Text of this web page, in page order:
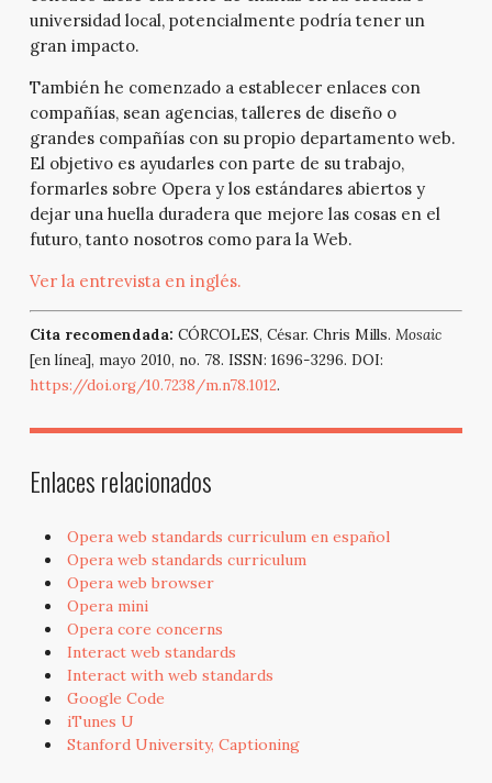
universidad local, potencialmente podría tener un
gran impacto.
También he comenzado a establecer enlaces con
compañías, sean agencias, talleres de diseño o
grandes compañías con su propio departamento web.
El objetivo es ayudarles con parte de su trabajo,
formarles sobre Opera y los estándares abiertos y
dejar una huella duradera que mejore las cosas en el
futuro, tanto nosotros como para la Web.
Ver la entrevista en inglés.
Cita recomendada: CÓRCOLES, César. Chris Mills. Mosaic
[en línea], mayo 2010, no. 78. ISSN: 1696-3296. DOI:
https://doi.org/10.7238/m.n78.1012.
Enlaces relacionados
Opera web standards curriculum en español
Opera web standards curriculum
Opera web browser
Opera mini
Opera core concerns
Interact web standards
Interact with web standards
Google Code
iTunes U
Stanford University, Captioning